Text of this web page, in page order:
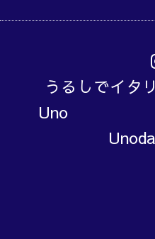
うるしでイ
Uno 漆